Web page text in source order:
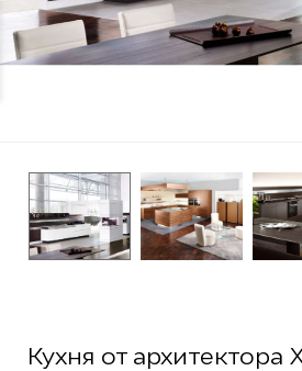
Кухня от архитектора